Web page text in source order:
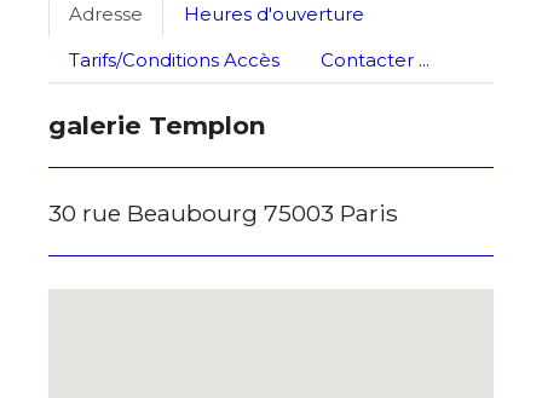
Adresse
Heures d'ouverture
Tarifs/Conditions Accès
Contacter ...
galerie Templon
30 rue Beaubourg 75003 Paris